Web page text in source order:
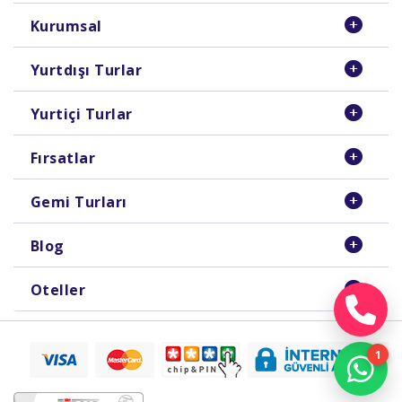
Kurumsal
Yurtdışı Turlar
Yurtiçi Turlar
Fırsatlar
Gemi Turları
Blog
Oteller